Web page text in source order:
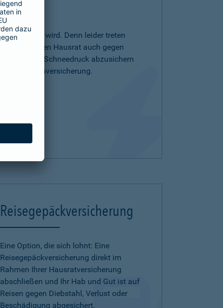
wichtiger wird. Denn leider treten
Um Ihren Hausrat auch gegen
oder Schneedruck abzusichern
Reisegepäckversicherung
Eine Option, die sich lohnt: Eine
Reisegepäckversicherung direkt im
Rahmen Ihrer Hausratversicherung
abschließen und Ihr Hab und Gut ist auf
Reisen gegen Diebstahl, Verlust oder
Beschädigung abgesichert.